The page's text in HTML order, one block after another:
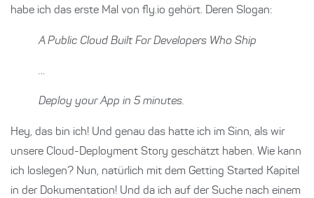
habe ich das erste Mal von fly.io gehört. Deren Slogan:
A Public Cloud Built For Developers Who Ship
…
Deploy your App in 5 minutes.
Hey, das bin ich! Und genau das hatte ich im Sinn, als wir
unsere Cloud-Deployment Story geschätzt haben. Wie kann
ich loslegen? Nun, natürlich mit dem Getting Started Kapitel
in der Dokumentation! Und da ich auf der Suche nach einem